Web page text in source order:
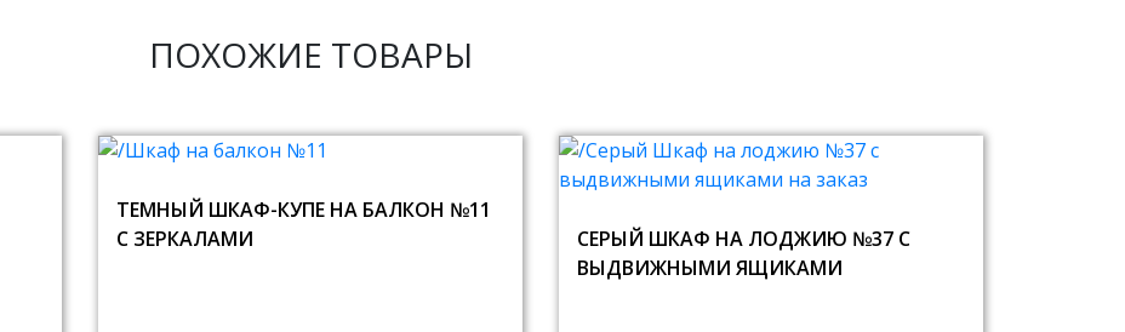
ПОХОЖИЕ ТОВАРЫ
ТЕМНЫЙ ШКАФ-КУПЕ НА БАЛКОН №11
С ЗЕРКАЛАМИ
СЕРЫЙ ШКАФ НА ЛОДЖИЮ №37 С
ВЫДВИЖНЫМИ ЯЩИКАМИ